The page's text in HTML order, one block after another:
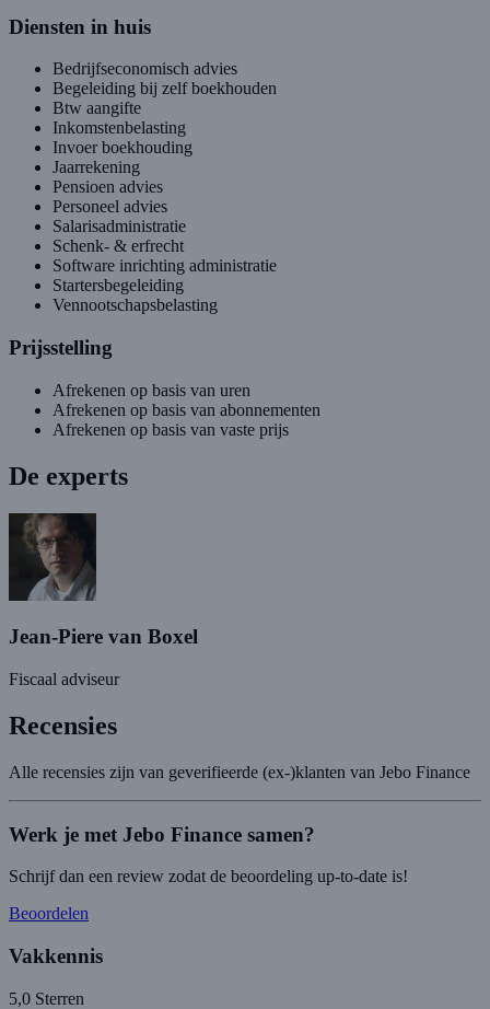
Diensten in huis
Bedrijfseconomisch advies
Begeleiding bij zelf boekhouden
Btw aangifte
Inkomstenbelasting
Invoer boekhouding
Jaarrekening
Pensioen advies
Personeel advies
Salarisadministratie
Schenk- & erfrecht
Software inrichting administratie
Startersbegeleiding
Vennootschapsbelasting
Prijsstelling
Afrekenen op basis van uren
Afrekenen op basis van abonnementen
Afrekenen op basis van vaste prijs
De experts
Jean-Piere van Boxel
Fiscaal adviseur
Recensies
Alle recensies zijn van geverifieerde (ex-)klanten van Jebo Finance
Werk je met Jebo Finance samen?
Schrijf dan een review zodat de beoordeling up-to-date is!
Beoordelen
Vakkennis
5,0 Sterren